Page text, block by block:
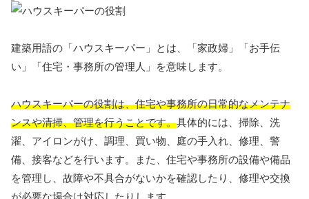
建築用語の「ハウスキーパー」とは、「家政婦」「お手伝
い」「住宅・事務所の管理人」を意味します。
ハウスキーパーの役割は、住宅や事務所の日常的なメンテナ
ンスや清掃、管理を行うことです。具体的には、掃除、洗
濯、アイロンがけ、調理、買い物、庭の手入れ、修理、警
備、接客などを行います。また、住宅や事務所の設備や備品
を管理し、故障や不具合がないかを確認したり、修理や交換